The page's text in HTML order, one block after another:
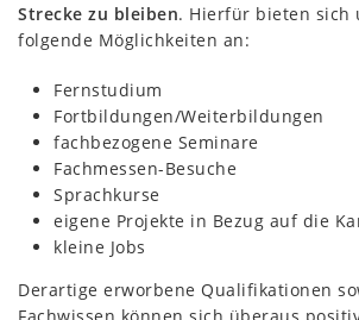
Strecke zu bleiben. Hierfür bieten sich
folgende Möglichkeiten an:
Fernstudium
Fortbildungen/Weiterbildungen
fachbezogene Seminare
Fachmessen-Besuche
Sprachkurse
eigene Projekte in Bezug auf die
kleine Jobs
Derartige erworbene Qualifikationen
Fachwissen können sich überaus